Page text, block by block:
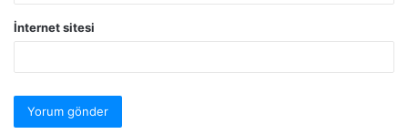
İnternet sitesi